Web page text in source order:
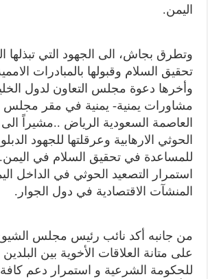
اليمن.
وتطرق بجاش، الى الجهود التي
تحقيق السلام وقبولها بالمبادرات
وأخرها دعوة مجلس التعاون لدول
مشاورات يمنية- يمنية في مقر مجلس
العاصمة السعودية الرياض ..مشيراً
الحوثي الارهابية وعرقلتها للجهود
للمساعدة في تحقيق السلام في
استمرار التصعيد الحوثي في الداخل
المنشآت الاقتصادية في دول الجوار.
من جانبه أكد نائب رئيس مجلس الشيوخ
على متانة العلاقات الأخوية بين
للحكومة الشرعية و استمرار دعم